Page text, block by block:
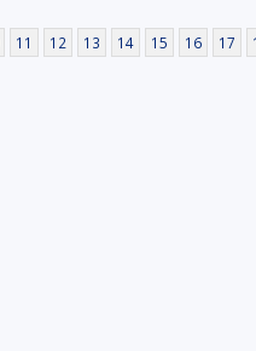
11 12 13 14 15 16 17